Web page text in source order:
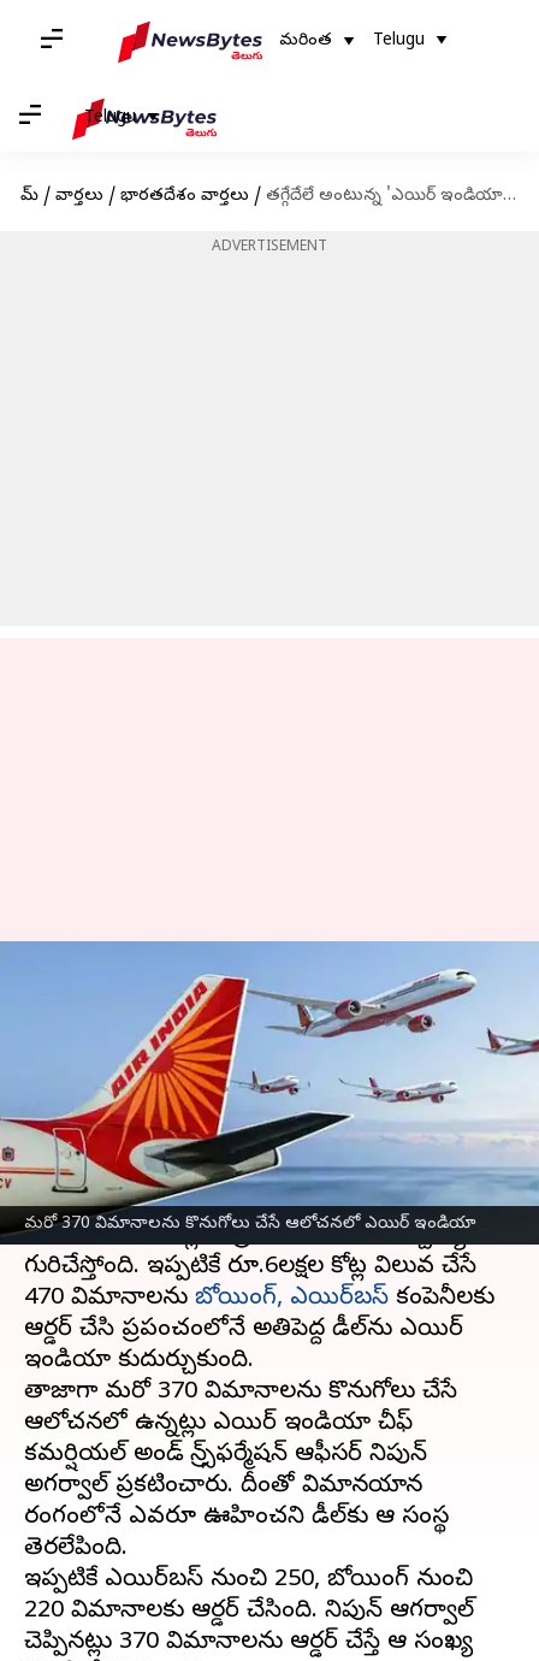
మరింత Telugu
Telugu
హోమ్ / వార్తలు / భారతదేశం వార్తలు / తగ్గేదేలే అంటున్న 'ఎయిర్ ఇండియా'; ఏకంగా 840 విమానాల కోనుగోలుకు 'టాటా' ప్లాన్
ADVERTISEMENT
మరో 370 విమానాలను కొనుగోలు చేసే ఆలోచనలో ఎయిర్ ఇండియా
తగ్గేదేలే అంటున్న 'ఎయిర్ ఇండియా';
ఏకంగా 840 విమానాల కోనుగోలుకు
'టాటా' ప్లాన్
Stalin Feb 16, 2023 05:10 pm
ఈ వార్తాకథనం ఏంటి
టాటా గ్రూప్ యాజమాన్యంలోనిఎయిర్ ఇండియా
విమానాల కొనుగోళ్లలో ప్రపంచదేశాలను ఆశ్చర్యానికి
గురిచేస్తోంది. ఇప్పటికే రూ.6లక్షల కోట్ల విలువ చేసే
470 విమానాలను బోయింగ్, ఎయిర్‌బస్‌ కంపెనీలకు
ఆర్డర్‌ చేసి ప్రపంచంలోనే అతిపెద్ద డీల్‌ను ఎయిర్
ఇండియా కుదుర్చుకుంది.
తాజాగా మరో 370 విమానాలను కొనుగోలు చేసే
ఆలోచనలో ఉన్నట్లు ఎయిర్ ఇండియా చీఫ్
కమర్షియల్ అండ్ ట్రాన్స్‌ఫర్మేషన్ ఆఫీసర్ నిపున్
అగర్వాల్ ప్రకటించారు. దీంతో విమానయాన
రంగంలోనే ఎవరూ ఊహించని డీల్‌కు ఆ సంస్థ
తెరలేపింది.
ఇప్పటికే ఎయిర్‌బస్ నుంచి 250, బోయింగ్ నుంచి
220 విమానాలకు ఆర్డర్ చేసింది. నిపున్ ఆగర్వాల్
చెప్పినట్లు 370 విమానాలను ఆర్డర్ చేస్తే ఆ సంఖ్య